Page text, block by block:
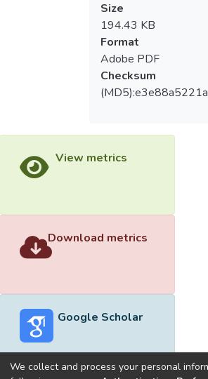
Size
194.43 KB
Format
Adobe PDF
Checksum
View metrics
Download metrics
Google Scholar
We collect and process your personal